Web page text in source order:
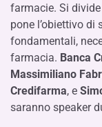
farmacie. Si
pone l’obiettivo di
fondamentali,
farmacia. Banca
Massimiliano
Credifarma, e
saranno speaker